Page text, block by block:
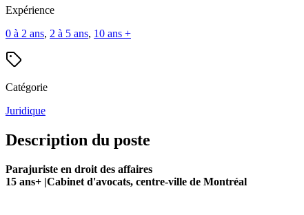
Expérience
0 à 2 ans, 2 à 5 ans, 10 ans +
Catégorie
Juridique
Description du poste
Parajuriste en droit des affaires
15 ans+ |Cabinet d'avocats, centre-ville de Montréal